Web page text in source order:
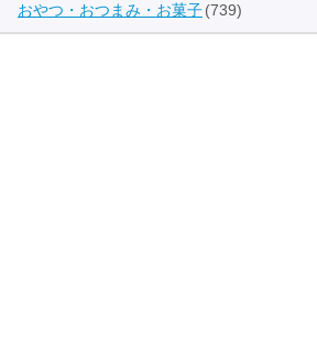
おやつ・おつまみ・お菓子(739)